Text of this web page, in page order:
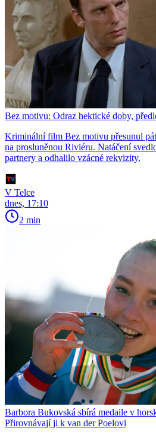
Bez motivu: Odraz hektické doby,
Kriminální film Bez motivu přesunul
na prosluněnou Riviéru. Natáčení
partnery a odhalilo vzácné rekvizity.
V Telce
dnes, 17:10
2 min
Barbora Bukovská sbírá medaile v
Přirovnávají ji k van der Poelovi